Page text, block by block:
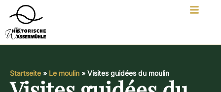
Startseite » Le moulin » Visites guidées du moulin